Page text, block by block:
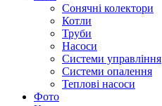
Сонячні колектори
Котли
Труби
Насоси
Системи управління
Системи опалення
Теплові насоси
Фото